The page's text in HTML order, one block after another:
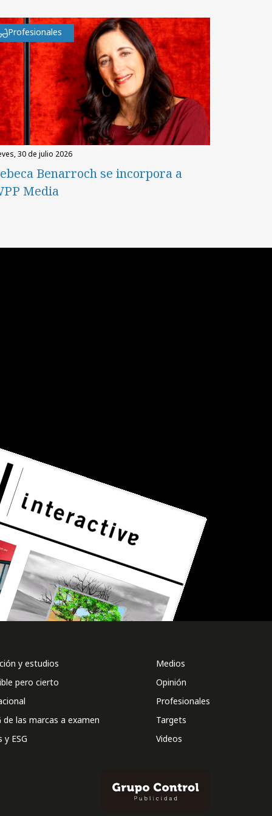
Profesionales
30 de julio 2026
Benarroch se incorpora a
Media
y estudios
pero cierto
de las marcas a examen
y ESG
Medios
Opinión
Profesionales
Targets
Videos